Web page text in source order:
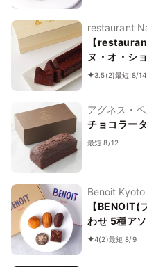
restaurant
【
ヌ・オ・シ
3.5(2)最短 8/14
アグネス・
チョコラータ
最短 8/12
Benoit Kyoto
【BENOIT(
4(2)最短 8/9